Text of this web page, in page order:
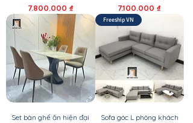
Giá
7.800.000 ₫ Giá
7.100.000 ₫
Set bàn ghế ăn hiện đại
Freeship VN
Sofa góc L phòng khách